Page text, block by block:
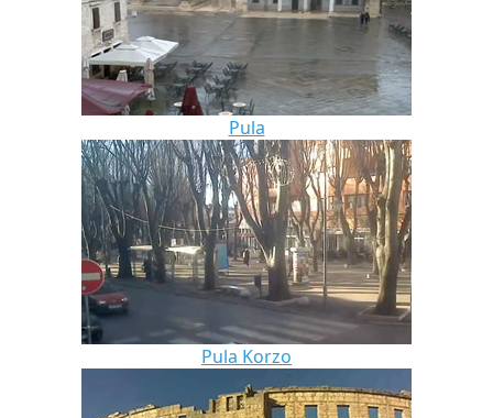
Pula
Pula Korzo